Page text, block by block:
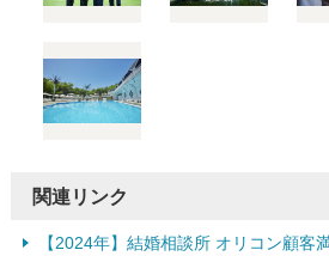
関連リンク
【2024年】結婚相談所 オリコン顧客